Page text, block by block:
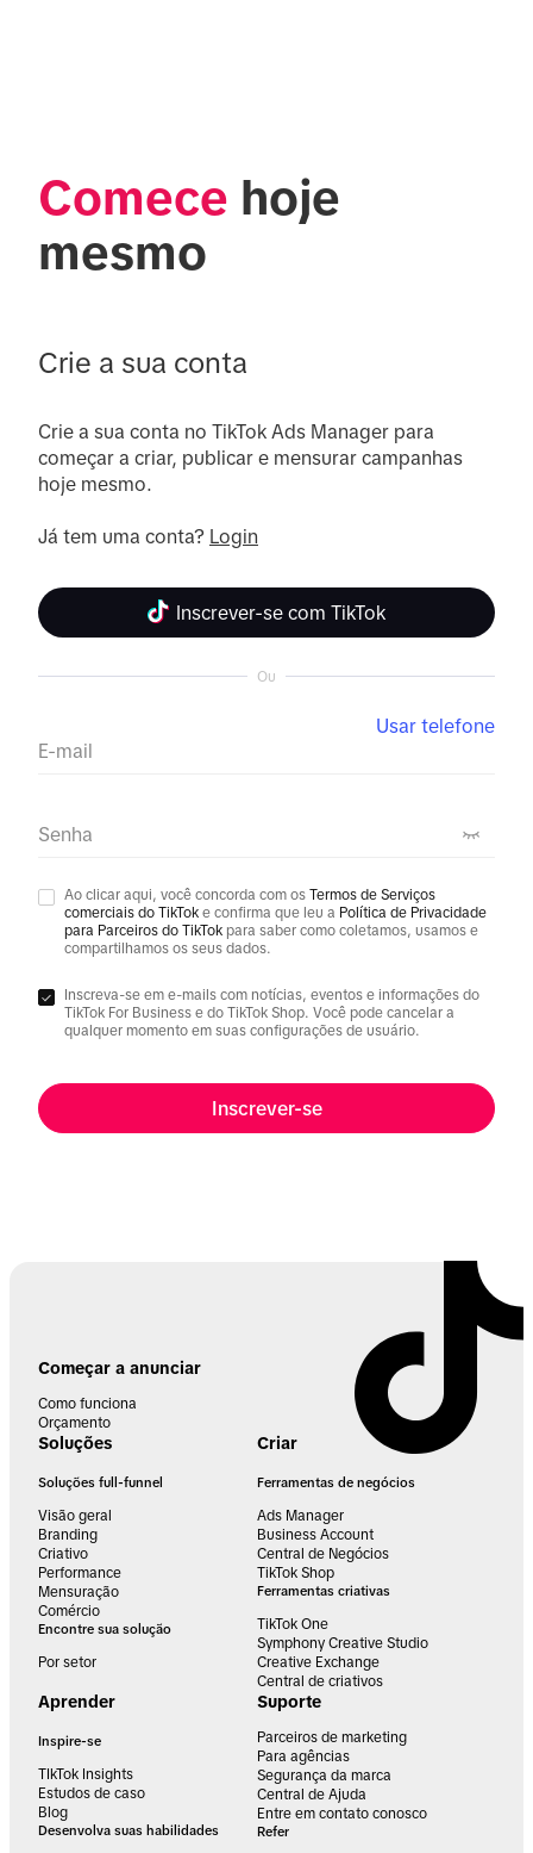
Comece hoje
mesmo
Crie a sua conta
Crie a sua conta no TikTok Ads Manager para
começar a criar, publicar e mensurar campanhas
hoje mesmo.
Já tem uma conta? Login
Inscrever-se com TikTok
Ou
E-mail
Usar telefone
Senha
Ao clicar aqui, você concorda com os Termos de Serviços
comerciais do TikTok e confirma que leu a Política de Privacidade
para Parceiros do TikTok para saber como coletamos, usamos e
compartilhamos os seus dados.
Inscreva-se em e-mails com notícias, eventos e informações do
TikTok For Business e do TikTok Shop. Você pode cancelar a
qualquer momento em suas configurações de usuário.
Inscrever-se
Começar a anunciar
Como funciona
Orçamento
Soluções
Soluções full-funnel
Visão geral
Branding
Criativo
Performance
Mensuração
Comércio
Encontre sua solução
Por setor
Criar
Ferramentas de negócios
Ads Manager
Business Account
Central de Negócios
TikTok Shop
Ferramentas criativas
TikTok One
Symphony Creative Studio
Creative Exchange
Central de criativos
Aprender
Inspire-se
TIkTok Insights
Estudos de caso
Blog
Desenvolva suas habilidades
Suporte
Parceiros de marketing
Para agências
Segurança da marca
Central de Ajuda
Entre em contato conosco
Refer